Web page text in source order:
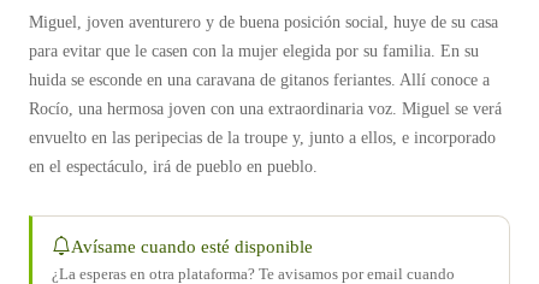
Miguel, joven aventurero y de buena posición social, huye de su casa
para evitar que le casen con la mujer elegida por su familia. En su
huida se esconde en una caravana de gitanos feriantes. Allí conoce a
Rocío, una hermosa joven con una extraordinaria voz. Miguel se verá
envuelto en las peripecias de la troupe y, junto a ellos, e incorporado
en el espectáculo, irá de pueblo en pueblo.
Avísame cuando esté disponible
¿La esperas en otra plataforma? Te avisamos por email cuando